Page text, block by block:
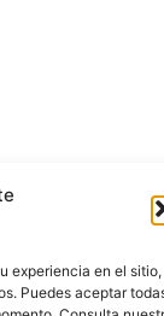
experiencia en el sitio,
Puedes aceptar